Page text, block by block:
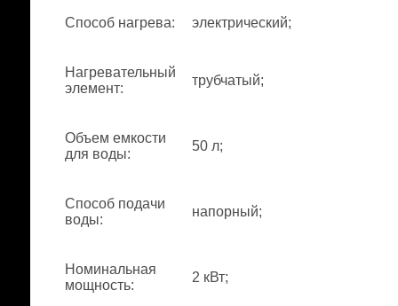
Способ нагрева: электрический;
Нагревательный
элемент:
трубчатый;
Объем емкости
для воды:
50 л;
Способ подачи
воды:
напорный;
Номинальная
мощность:
2 кВт;